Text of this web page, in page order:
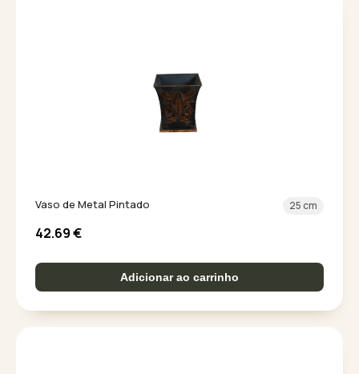
Vaso de Metal Pintado 25 cm
42.69€
Adicionar ao carrinho